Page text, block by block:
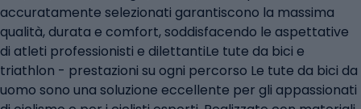
accuratamente selezionati garantiscono la massima
qualità, durata e comfort, soddisfacendo le aspettative
di atleti professionisti e dilettantiLe tute da bici e
triathlon - prestazioni su ogni percorso Le tute da bici da
uomo sono una soluzione eccellente per gli appassionati